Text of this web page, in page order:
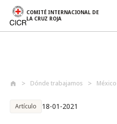
COMITÉ INTERNACIONAL DE
LA CRUZ ROJA
Dónde trabajamos México
Artículo 18-01-2021